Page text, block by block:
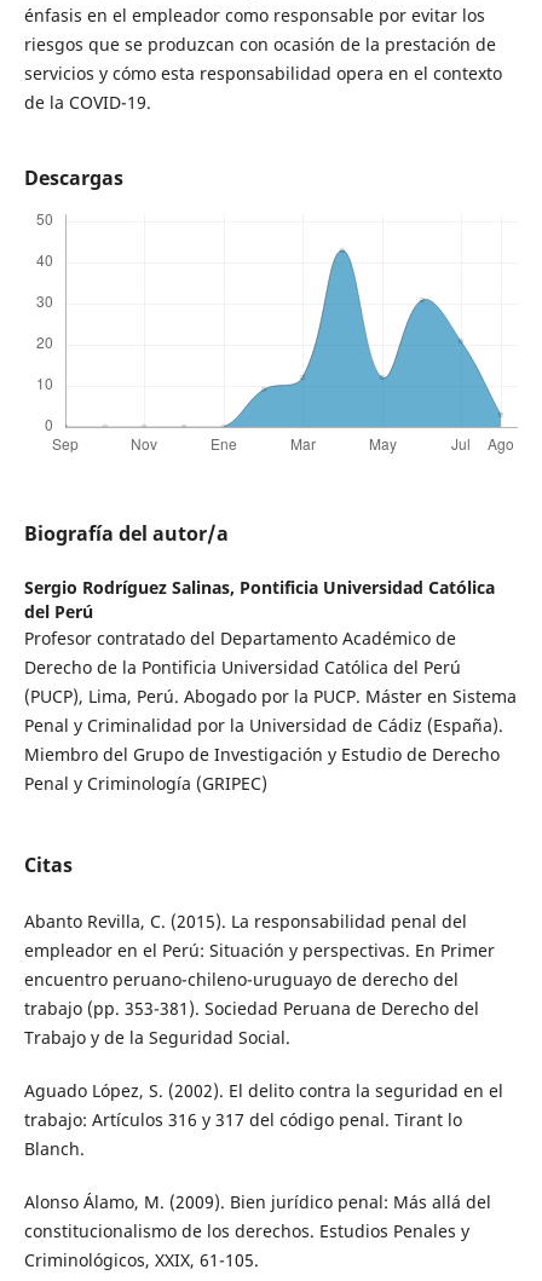
énfasis en el empleador como responsable por evitar los
riesgos que se produzcan con ocasión de la prestación de
servicios y cómo esta responsabilidad opera en el contexto
de la COVID-19.
Descargas
Biografía del autor/a
Sergio Rodríguez Salinas, Pontificia Universidad Católica
del Perú
Profesor contratado del Departamento Académico de
Derecho de la Pontificia Universidad Católica del Perú
(PUCP), Lima, Perú. Abogado por la PUCP. Máster en Sistema
Penal y Criminalidad por la Universidad de Cádiz (España).
Miembro del Grupo de Investigación y Estudio de Derecho
Penal y Criminología (GRIPEC)
Citas
Abanto Revilla, C. (2015). La responsabilidad penal del
empleador en el Perú: Situación y perspectivas. En Primer
encuentro peruano-chileno-uruguayo de derecho del
trabajo (pp. 353-381). Sociedad Peruana de Derecho del
Trabajo y de la Seguridad Social.
Aguado López, S. (2002). El delito contra la seguridad en el
trabajo: Artículos 316 y 317 del código penal. Tirant lo
Blanch.
Alonso Álamo, M. (2009). Bien jurídico penal: Más allá del
constitucionalismo de los derechos. Estudios Penales y
Criminológicos, XXIX, 61-105.